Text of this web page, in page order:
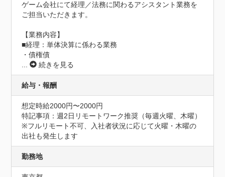
ゲーム会社にて経理／法務に関わるアシスタント業務を
ご担当いただきます。
【業務内容】
■経理：単体決算に係わる業務
・債権債
...
続きを見る
給与・報酬
想定時給2000円〜2000円
特記事項：週2日リモートワーク推奨（毎週火曜、木曜）
※フルリモート不可、入社者状況に応じて火曜・木曜の
出社も発生します
勤務地